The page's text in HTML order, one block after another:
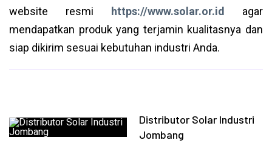
website resmi
https://www.solar.or.id
agar
mendapatkan produk yang terjamin kualitasnya dan
siap dikirim sesuai kebutuhan industri Anda.
Distributor Solar Industri
Jombang